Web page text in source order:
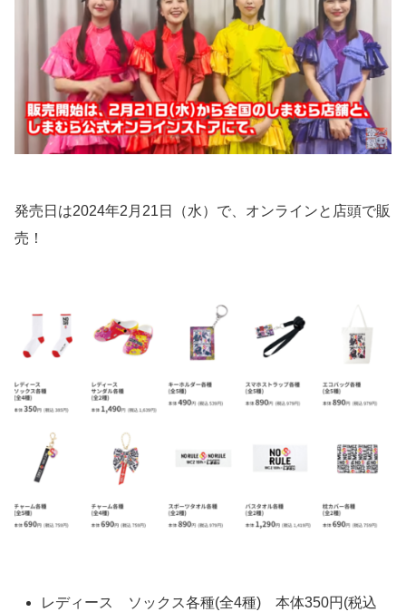
発売日は2024年2月21日（水）で、オンラインと店頭で販
売！
レディース ソックス各種(全4種) 本体350円(税込